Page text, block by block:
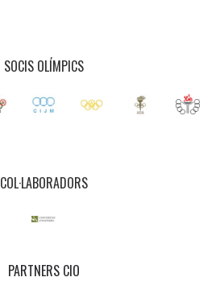
SOCIS OLÍMPICS
COL·LABORADORS
PARTNERS CIO